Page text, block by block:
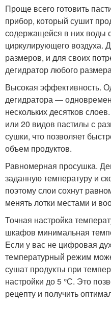
Проще всего готовить
прибор, который сушит
содержащейся в них воды
циркулирующего воздуха.
размеров, и для своих
дегидратор любого
Высокая эффективность.
дегидратора —
нескольких десятков
или 20 видов пастилы с
сушки, что позволяет
объем продуктов.
Равномерная просушка.
заданную температуру и
поэтому слои сохнут
менять лотки местами и
Точная настройка
шкафов минимальная
Если у вас не цифровая
температурный режим
сушат продукты при
настройки до 5 °С. Это
рецепту и получить